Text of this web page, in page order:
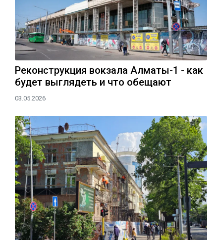
Реконструкция вокзала Алматы-1 - как
будет выглядеть и что обещают
03.05.2026